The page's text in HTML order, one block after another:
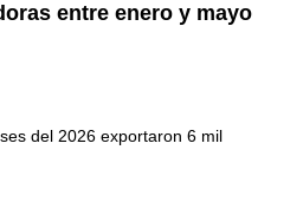
entre enero y mayo
del 2026 exportaron 6 mil